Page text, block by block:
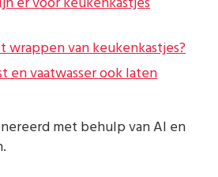
wrappen van keukenkastjes?
en vaatwasser ook laten
met behulp van AI en